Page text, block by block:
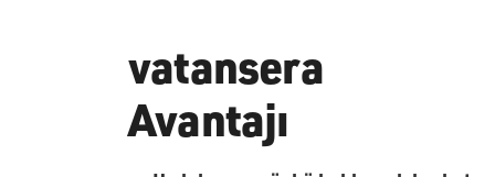
vatansera
Avantajı